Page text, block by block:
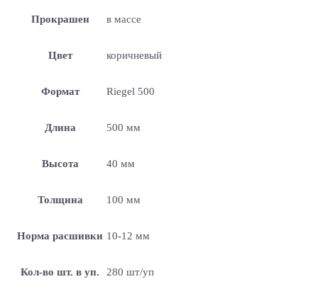
Прокрашен в массе
Цвет коричневый
Формат Riegel 500
Длина 500 мм
Высота 40 мм
Толщина 100 мм
Норма расшивки 10-12 мм
Кол-во шт. в уп. 280 шт/уп